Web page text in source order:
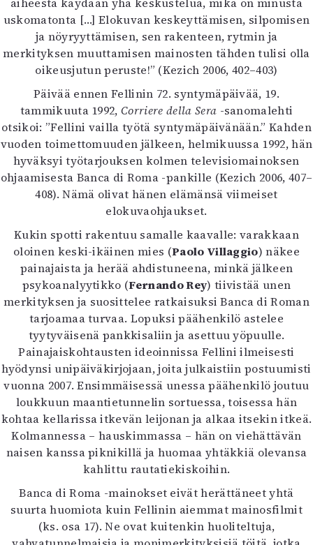
uskomatonta […] Elokuvan keskeyttämisen, silpomisen
ja nöyryyttämisen, sen rakenteen, rytmin ja
merkityksen muuttamisen mainosten tähden tulisi olla
oikeusjutun peruste!” (Kezich 2006, 402–403)
Päivää ennen Fellinin 72. syntymäpäivää, 19.
tammikuuta 1992,Corriere della Sera -sanomalehti
otsikoi: ”Fellini vailla työtä syntymäpäivänään.” Kahden
vuoden toimettomuuden jälkeen, helmikuussa 1992, hän
hyväksyi työtarjouksen kolmen televisiomainoksen
ohjaamisesta Banca di Roma -pankille (Kezich 2006, 407–
408). Nämä olivat hänen elämänsä viimeiset
elokuvaohjaukset.
Kukin spotti rakentuu samalle kaavalle: varakkaan
oloinen keski-ikäinen mies (Paolo Villaggio) näkee
painajaista ja herää ahdistuneena, minkä jälkeen
psykoanalyytikko (Fernando Rey) tiivistää unen
merkityksen ja suosittelee ratkaisuksi Banca di Roman
tarjoamaa turvaa. Lopuksi päähenkilö astelee
tyytyväisenä pankkisaliin ja asettuu yöpuulle.
Painajaiskohtausten ideoinnissa Fellini ilmeisesti
hyödynsi unipäiväkirjojaan, joita julkaistiin postuumisti
vuonna 2007. Ensimmäisessä unessa päähenkilö joutuu
loukkuun maantietunnelin sortuessa, toisessa hän
kohtaa kellarissa itkevän leijonan ja alkaa itsekin itkeä.
Kolmannessa – hauskimmassa – hän on viehättävän
naisen kanssa piknikillä ja huomaa yhtäkkiä olevansa
kahlittu rautatiekiskoihin.
Banca di Roma -mainokset eivät herättäneet yhtä
suurta huomiota kuin Fellinin aiemmat mainosfilmit
(ks. osa 17). Ne ovat kuitenkin huoliteltuja,